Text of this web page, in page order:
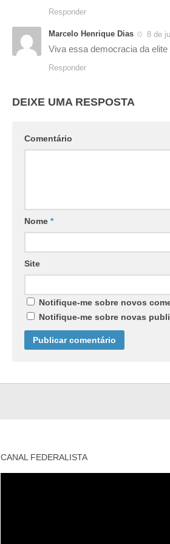
Responder
Marcelo Henrique Dias 8 de
Viva essa democracia da
Responder
DEIXE UMA RESPOSTA
Comentário
Nome *
Site
Notifique-me sobre novos
Notifique-me sobre novas
CANAL FEDERALISTA